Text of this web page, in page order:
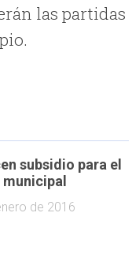
las partidas
subsidio para el
de 2016